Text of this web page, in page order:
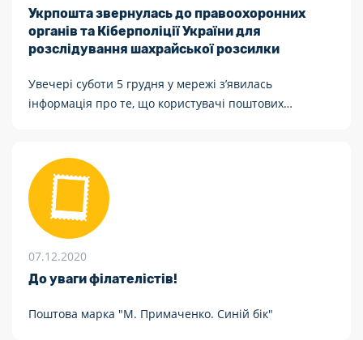
Укрпошта звернулась до правоохоронних
органів та Кіберполіції України для
розслідування шахрайської розсилки
Увечері суботи 5 грудня у мережі з’явилась
інформація про те, що користувачі поштових
Компанія закликає не реагувати на них, адже це
шахрайська розсилка.
07.12.2020
До уваги філателістів!
Поштова марка "М. Примаченко. Синій бік"